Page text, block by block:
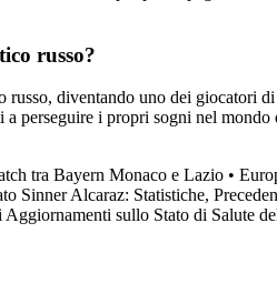
russo?
diventando uno dei giocatori
perseguire i propri sogni nel
tra Bayern Monaco e Lazio •
Sinner Alcaraz: Statistiche,
sullo Stato di Salute